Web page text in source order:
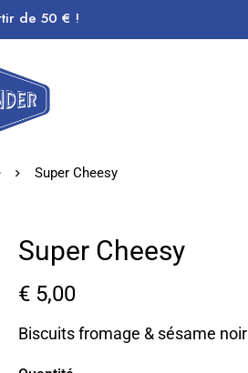
de 50 € !
Super Cheesy
Super Cheesy
€ 5,00
Biscuits fromage & sésame noir